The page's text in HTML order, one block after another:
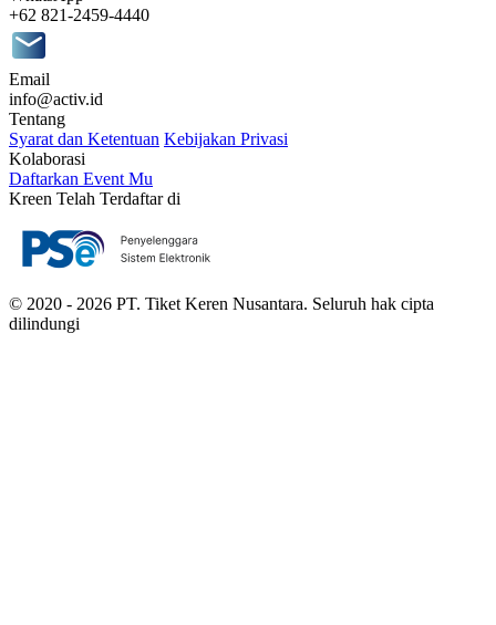
+62 821-2459-4440
Email
info@activ.id
Tentang
Syarat dan Ketentuan Kebijakan Privasi
Kolaborasi
Daftarkan Event Mu
Kreen Telah Terdaftar di
© 2020 - 2026 PT. Tiket Keren Nusantara. Seluruh hak cipta
dilindungi